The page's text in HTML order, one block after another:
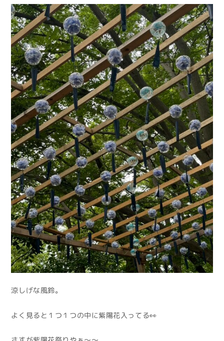
涼しげな風鈴。
よく見ると１つ１つの中に紫陽花入ってる👀